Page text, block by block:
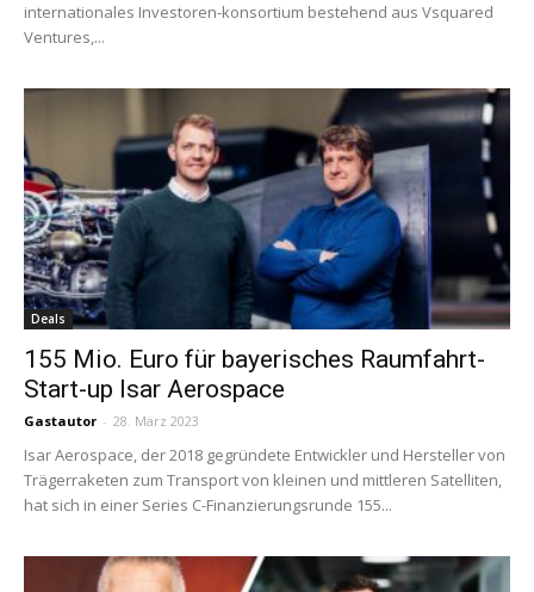
internationales Investoren-konsortium bestehend aus Vsquared
Ventures,...
Deals
155 Mio. Euro für bayerisches Raumfahrt-
Start-up Isar Aerospace
Gastautor - 28. März 2023
Isar Aerospace, der 2018 gegründete Entwickler und Hersteller von
Trägerraketen zum Transport von kleinen und mittleren Satelliten,
hat sich in einer Series C-Finanzierungsrunde 155...